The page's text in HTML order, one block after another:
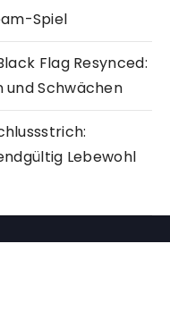
Spiel
Flag Resynced:
und Schwächen
Lebewohl